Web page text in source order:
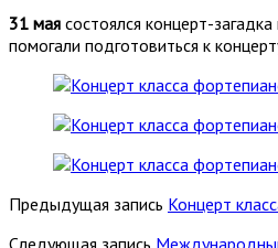
31 мая состоялся концерт-
помогали подготовиться к
Предыдущая запись Концерт
Следующая запись